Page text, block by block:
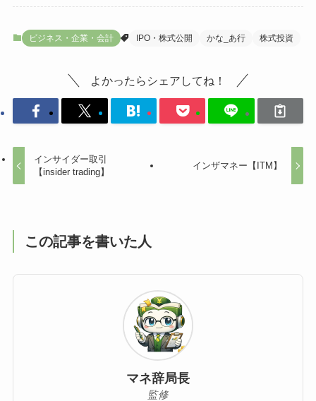
ビジネス・企業・会計 IPO・株式公開 かな_あ行 株式投資
よかったらシェアしてね！
インサイダー取引
【insider trading】
インザマネー【ITM】
この記事を書いた人
マネ辞局長
監修